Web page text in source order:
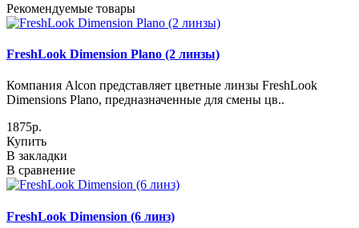
Рекомендуемые товары
FreshLook Dimension Plano (2 линзы)
Компания Alcon представляет цветные линзы FreshLook
Dimensions Plano, предназначенные для смены цв..
1875р.
Купить
В закладки
В сравнение
FreshLook Dimension (6 линз)